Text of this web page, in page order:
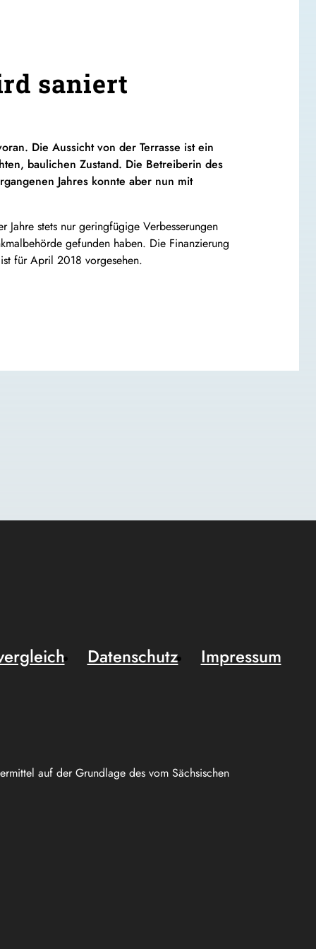
saniert
Die Aussicht von der Terrasse ist ein
baulichen Zustand. Die Betreiberin des
Jahres konnte aber nun mit
stets nur geringfügige Verbesserungen
gefunden haben. Die Finanzierung
für April 2018 vorgesehen.
auf der Grundlage des vom Sächsischen
Datenschutz
Impressum